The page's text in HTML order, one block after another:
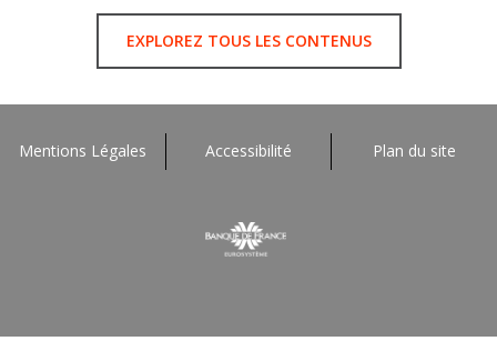
EXPLOREZ TOUS LES CONTENUS
Mentions Légales Accessibilité Plan du site